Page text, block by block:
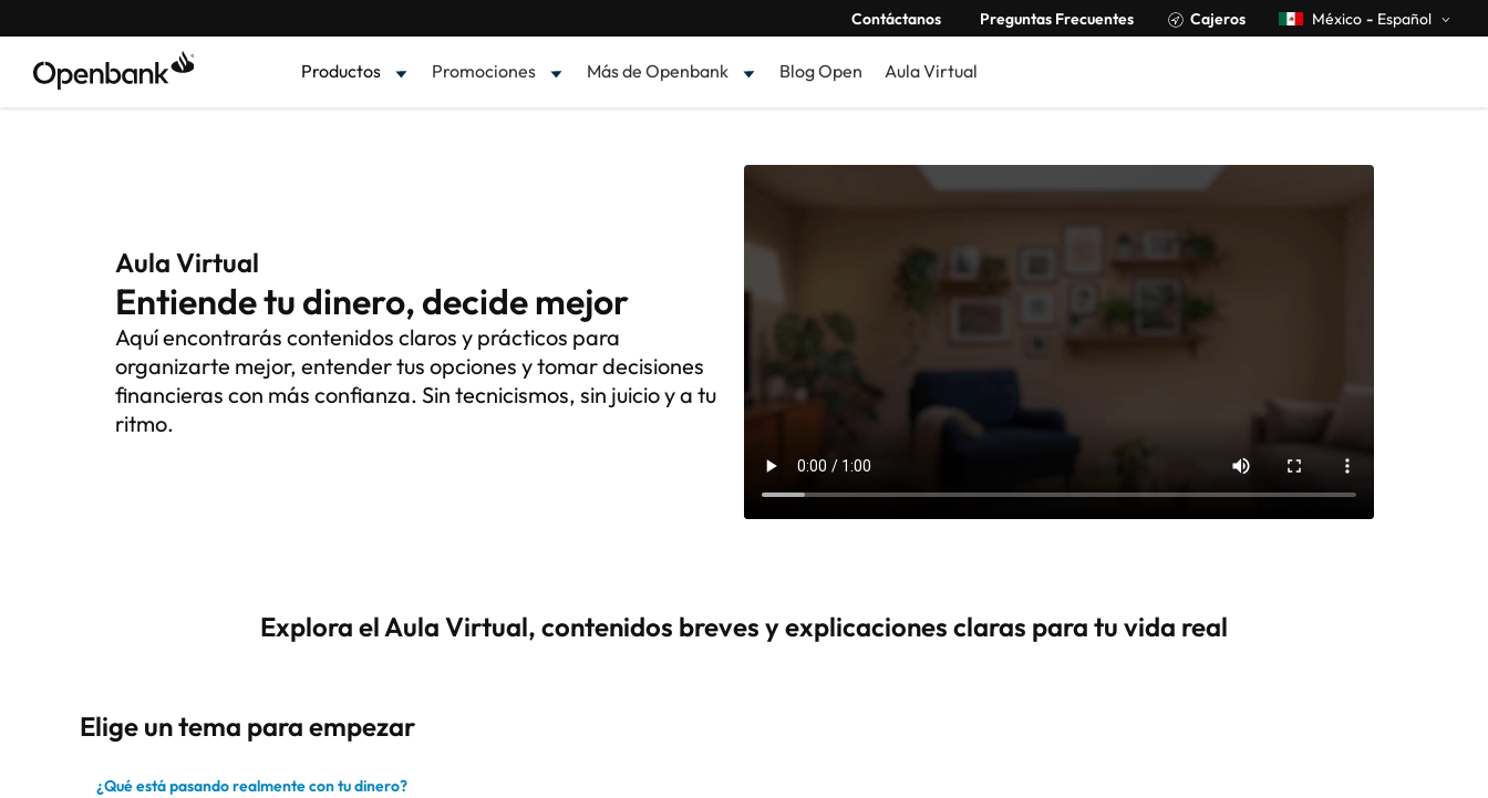
Contáctanos Preguntas Frecuentes Cajeros México - Español
Productos Promociones Más de Openbank Blog Open Aula Virtual
Aula Virtual
Entiende tu dinero, decide mejor
Aquí encontrarás contenidos claros y prácticos para
organizarte mejor, entender tus opciones y tomar decisiones
financieras con más confianza. Sin tecnicismos, sin juicio y a tu
ritmo.
Explora el Aula Virtual, contenidos breves y explicaciones claras para tu vida real
Elige un tema para empezar
¿Qué está pasando realmente con tu dinero?